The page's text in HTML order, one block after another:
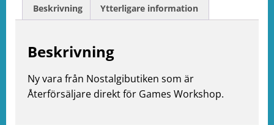
Beskrivning Ytterligare information
Beskrivning
Ny vara från Nostalgibutiken som är
Återförsäljare direkt för Games Workshop.